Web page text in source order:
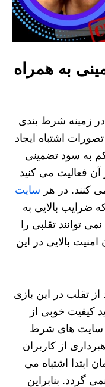
به همراه
زمینه شرط بندی
اشتباه ایجاد
به سود تضمینی
آن فعالیت می کنید
کنند. در هر سایت
ضرایب بالایی به
توانند تقلبی را
امنیت بالایی در این
تقلب در این بازی
کیفیت خوبی از
سایت های شرط
از کاربران
ابتدا اشتباه می
گردد. بنابراین